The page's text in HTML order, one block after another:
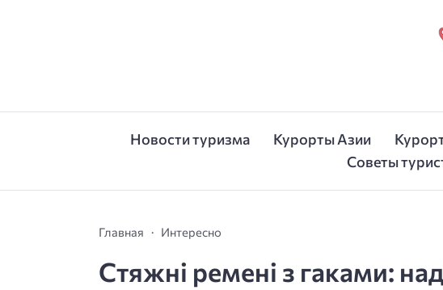
Новости туризма Курорты Азии
Советы
Главная Интересно
Стяжні ремені з гаками: